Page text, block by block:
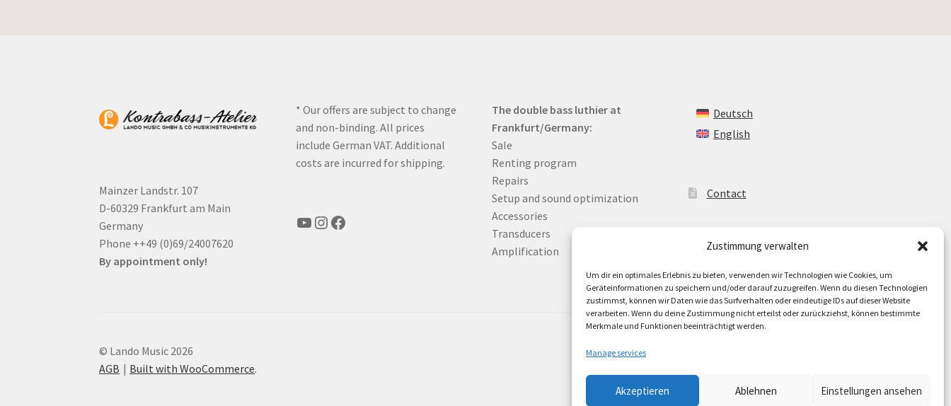
Zustimmung verwalten
Um dir ein optimales Erlebnis zu bieten, verwenden wir Technologien wie Cookies, um
Geräteinformationen zu speichern und/oder darauf zuzugreifen. Wenn du diesen Technologien
zustimmst, können wir Daten wie das Surfverhalten oder eindeutige IDs auf dieser Website
verarbeiten. Wenn du deine Zustimmung nicht erteilst oder zurückziehst, können bestimmte
Merkmale und Funktionen beeinträchtigt werden.
Manage services
Akzeptieren Ablehnen Einstellungen ansehen
Mainzer Landstr. 107
D-60329 Frankfurt am Main
Germany
Phone ++49 (0)69/24007620
By appointment only!
* Our offers are subject to change
and non-binding. All prices
include German VAT. Additional
costs are incurred for shipping.
YouTube
Instagram
Facebook
The double bass luthier at
Frankfurt/Germany:
Sale
Renting program
Repairs
Setup and sound optimization
Accessories
Transducers
Amplification
Deutsch
English
Contact
© Lando Music 2026
AGB
Built with WooCommerce.